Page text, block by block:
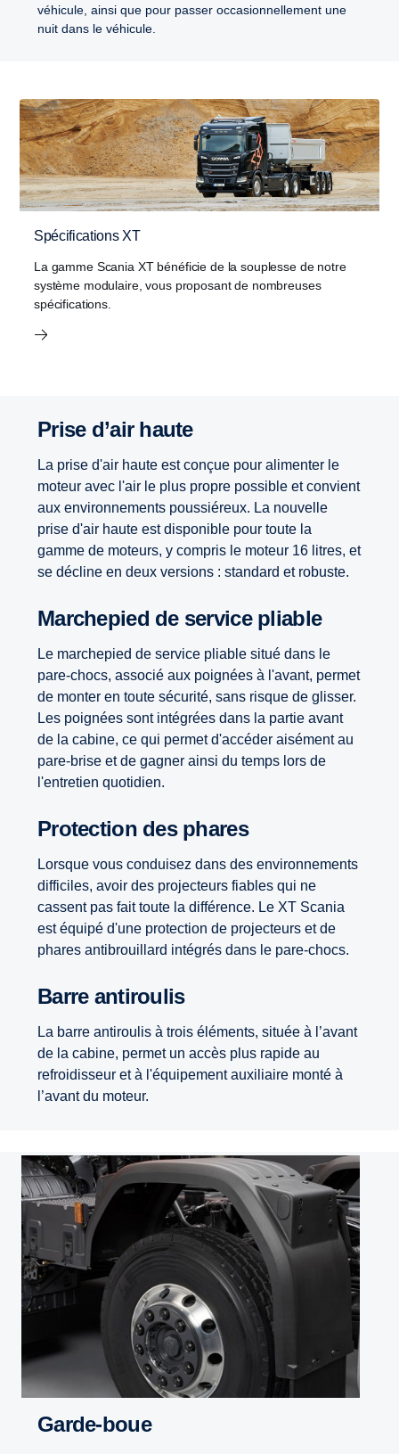
véhicule, ainsi que pour passer occasionnellement une
nuit dans le véhicule.
Spécifications XT
La gamme Scania XT bénéficie de la souplesse de notre
système modulaire, vous proposant de nombreuses
spécifications.
Prise d’air haute
La prise d'air haute est conçue pour alimenter le
moteur avec l'air le plus propre possible et convient
aux environnements poussiéreux. La nouvelle
prise d'air haute est disponible pour toute la
gamme de moteurs, y compris le moteur 16 litres, et
se décline en deux versions : standard et robuste.
Marchepied de service pliable
Le marchepied de service pliable situé dans le
pare-chocs, associé aux poignées à l'avant, permet
de monter en toute sécurité, sans risque de glisser.
Les poignées sont intégrées dans la partie avant
de la cabine, ce qui permet d'accéder aisément au
pare-brise et de gagner ainsi du temps lors de
l'entretien quotidien.
Protection des phares
Lorsque vous conduisez dans des environnements
difficiles, avoir des projecteurs fiables qui ne
cassent pas fait toute la différence. Le XT Scania
est équipé d'une protection de projecteurs et de
phares antibrouillard intégrés dans le pare-chocs.
Barre antiroulis
La barre antiroulis à trois éléments, située à l’avant
de la cabine, permet un accès plus rapide au
refroidisseur et à l'équipement auxiliaire monté à
l’avant du moteur.
Garde-boue